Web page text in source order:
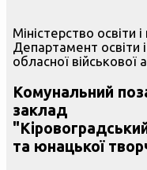
Міністерство освіти
Департамент освіти
обласної військової
Комунальний
заклад
та юнацької